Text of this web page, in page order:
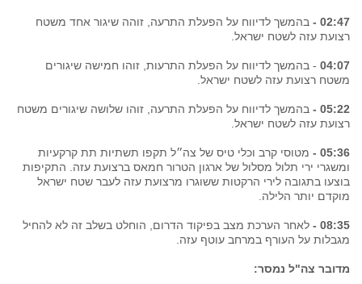
02:47 -
בהמשך לדיווח על הפעלת התרעה, זוהה שיגור אחד משטח
רצועת עזה לשטח ישראל.
04:07 - בהמשך לדיווח על הפעלת התרעות, זוהו חמישה שיגורים
משטח רצועת עזה לשטח ישראל.
05:22 -
בהמשך לדיווח על הפעלת התרעה, זוהו שלושה שיגורים משטח
רצועת עזה לשטח ישראל.
05:36 -
מטוסי קרב וכלי טיס של צה״ל תקפו תשתיות תת קרקעיות
ומשגרי ירי תלול מסלול של ארגון הטרור חמאס ברצועת עזה. התקיפות
בוצעו בתגובה לירי הרקטות ששוגרו מרצועת עזה לעבר שטח ישראל
מוקדם יותר הלילה.
08:35 -
לאחר הערכת מצב בפיקוד הדרום, הוחלט בשלב זה לא להחיל
מגבלות על העורף במרחב עוטף עזה.
מדובר צה"ל נמסר: